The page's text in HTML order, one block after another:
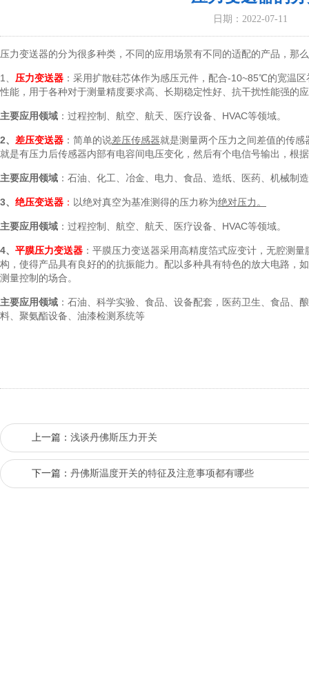
日期：2022-07-11
压力变送器的分为很多种类，不同的应用场景有不同的适配的产品，那
1 压力变送器 ：采用扩散硅芯体作为感压元件，配合-10~85℃的宽温区
性能，用于各种对于测量精度要求高、长期稳定性好、抗干扰性能强的
主要应用领域 ：过程控制、航空、航天、医疗设备、 HVAC等领域。
2、 差压变送器 ：简单的说差压传感器就是测量两个压力之间差值的传感
就是有压力后传感器内部有电容间电压变化，然后有个电信号输出，根
主要应用领域 ：石油、化工、冶金、电力、食品、造纸、医药、机械制
3、 绝压变送器 ： 以绝对真空为基准测得的压力称为绝对压力。
主要应用领域 ：过程控制、航空、航天、医疗设备、 HVAC等领域。
4、 平膜压力变送器 ：平膜压力变送器采用高精度箔式应变计，无腔测
构，使得产品具有良好的的抗振能力。配以多种具有特色的放大电路，
测量控制的场合。
主要应用领域 ：石油、科学实验、食品、设备配套，医药卫生、食品
料、聚氨酯设备、油漆检测系统等
上一篇： 浅谈丹佛斯压力开关
下一篇： 丹佛斯温度开关的特征及注意事项都有哪些